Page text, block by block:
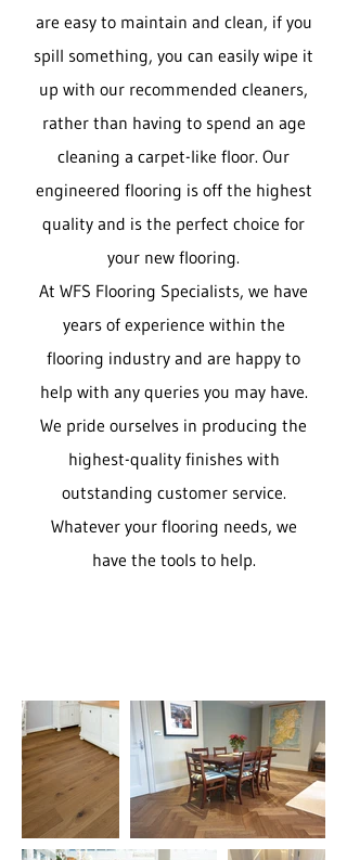
are easy to maintain and clean, if you
spill something, you can easily wipe it
up with our recommended cleaners,
rather than having to spend an age
cleaning a carpet-like floor. Our
engineered flooring is off the highest
quality and is the perfect choice for
your new flooring.
At WFS Flooring Specialists, we have
years of experience within the
flooring industry and are happy to
help with any queries you may have.
We pride ourselves in producing the
highest-quality finishes with
outstanding customer service.
Whatever your flooring needs, we
have the tools to help.